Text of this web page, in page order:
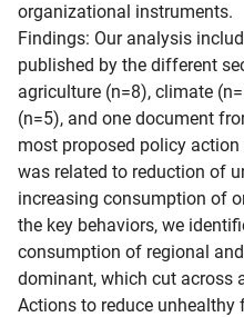
organizational instruments.
Findings: Our analysis
published by the different
agriculture (n=8), climate
(n=5), and one document
most proposed policy
was related to reduction of
increasing consumption of
the key behaviors, we
consumption of regional
dominant, which cut across
Actions to reduce